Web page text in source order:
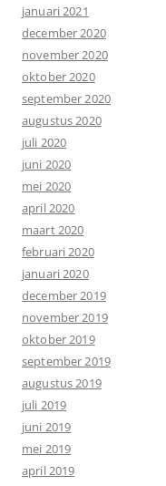
januari 2021
december 2020
november 2020
oktober 2020
september 2020
augustus 2020
juli 2020
juni 2020
mei 2020
april 2020
maart 2020
februari 2020
januari 2020
december 2019
november 2019
oktober 2019
september 2019
augustus 2019
juli 2019
juni 2019
mei 2019
april 2019